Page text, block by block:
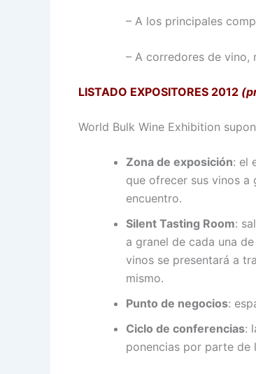
– A los principales
– A corredores de vino,
LISTADO EXPOSITORES 2012
World Bulk Wine Exhibition
Zona de exposición: el
que ofrecer sus vinos a
encuentro.
Silent Tasting Room:
a granel de cada una
vinos se presentará a
mismo.
Punto de negocios:
Ciclo de conferencias:
ponencias por parte de